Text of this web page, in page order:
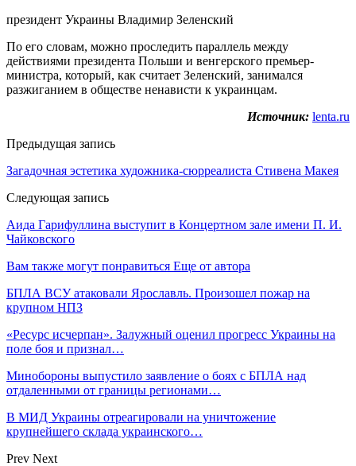
президент Украины Владимир Зеленский
По его словам, можно проследить параллель между
действиями президента Польши и венгерского премьер-
министра, который, как считает Зеленский, занимался
разжиганием в обществе ненависти к украинцам.
Источник: lenta.ru
Предыдущая запись
Загадочная эстетика художника-сюрреалиста Стивена Макея
Следующая запись
Аида Гарифуллина выступит в Концертном зале имени П. И.
Чайковского
Вам также могут понравиться Еще от автора
БПЛА ВСУ атаковали Ярославль. Произошел пожар на
крупном НПЗ
«Ресурс исчерпан». Залужный оценил прогресс Украины на
поле боя и признал…
Минобороны выпустило заявление о боях с БПЛА над
отдаленными от границы регионами…
В МИД Украины отреагировали на уничтожение
крупнейшего склада украинского…
Prev Next